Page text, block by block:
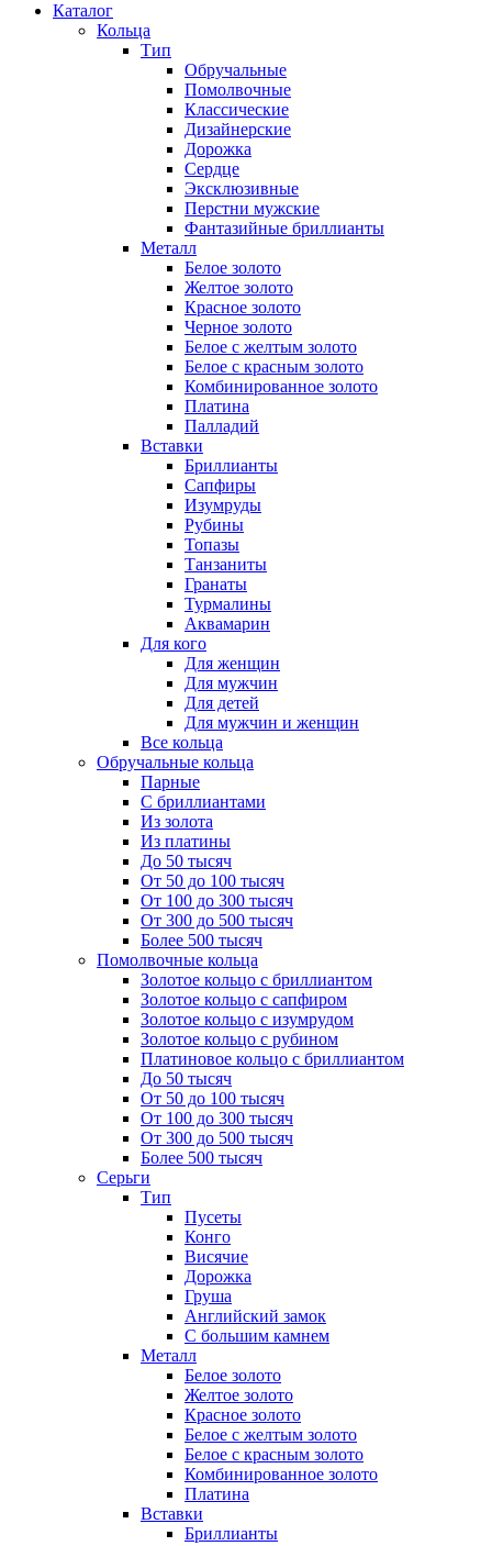
Каталог
Кольца
Тип
Обручальные
Помолвочные
Классические
Дизайнерские
Дорожка
Сердце
Эксклюзивные
Перстни мужские
Фантазийные бриллианты
Металл
Белое золото
Желтое золото
Красное золото
Черное золото
Белое с желтым золото
Белое с красным золото
Комбинированное золото
Платина
Палладий
Вставки
Бриллианты
Сапфиры
Изумруды
Рубины
Топазы
Танзаниты
Гранаты
Турмалины
Аквамарин
Для кого
Для женщин
Для мужчин
Для детей
Для мужчин и женщин
Все кольца
Обручальные кольца
Парные
С бриллиантами
Из золота
Из платины
До 50 тысяч
От 50 до 100 тысяч
От 100 до 300 тысяч
От 300 до 500 тысяч
Более 500 тысяч
Помолвочные кольца
Золотое кольцо с бриллиантом
Золотое кольцо с сапфиром
Золотое кольцо с изумрудом
Золотое кольцо с рубином
Платиновое кольцо с бриллиантом
До 50 тысяч
От 50 до 100 тысяч
От 100 до 300 тысяч
От 300 до 500 тысяч
Более 500 тысяч
Серьги
Тип
Пусеты
Конго
Висячие
Дорожка
Груша
Английский замок
С большим камнем
Металл
Белое золото
Желтое золото
Красное золото
Белое с желтым золото
Белое с красным золото
Комбинированное золото
Платина
Вставки
Бриллианты